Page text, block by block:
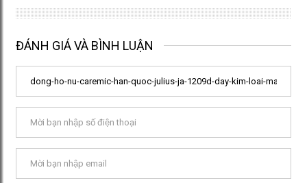
ĐÁNH GIÁ VÀ BÌNH LUẬN